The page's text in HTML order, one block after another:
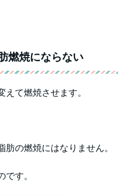
燃焼にならない
て燃焼させます。
の燃焼にはなりません。
す。